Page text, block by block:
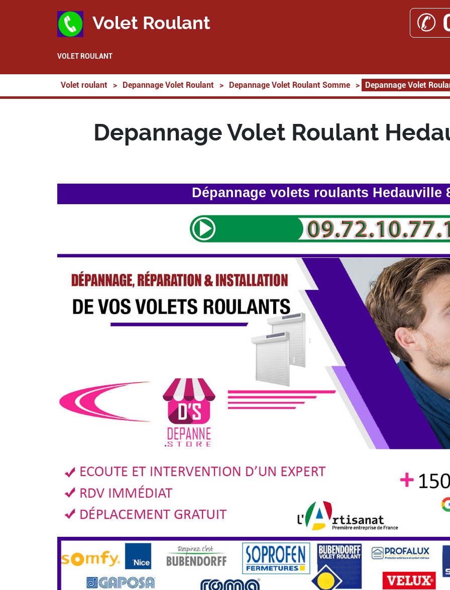
Volet Roulant ✆
VOLET ROULANT
Volet roulant > Depannage Volet Roulant > Depannage Volet Roulant Somme > Depannage Volet
Depannage Volet Roulant
Dépannage volets roulants Hedauville